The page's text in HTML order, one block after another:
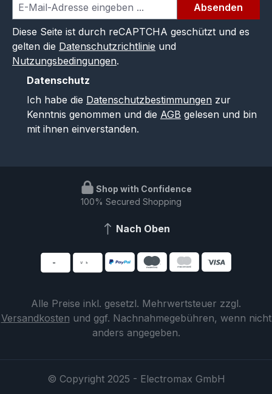
Absenden
Diese Seite ist durch reCAPTCHA geschützt und es
gelten die Datenschutzrichtlinie und
Nutzungsbedingungen.
Datenschutz
Ich habe die Datenschutzbestimmungen zur
Kenntnis genommen und die AGB gelesen und bin
mit ihnen einverstanden.
Shop with Confidence
100% Secured Shopping
Nach Oben
Alle Preise inkl. gesetzl. Mehrwertsteuer zzgl.
Versandkosten und ggf. Nachnahmegebühren, wenn nicht
anders angegeben.
© Copyright 2025 - Electromax GmbH